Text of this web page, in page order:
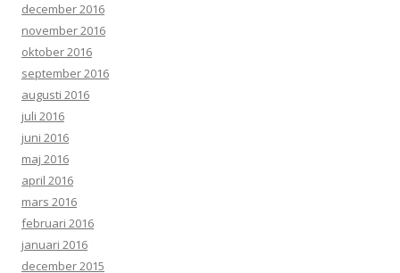
december 2016
november 2016
oktober 2016
september 2016
augusti 2016
juli 2016
juni 2016
maj 2016
april 2016
mars 2016
februari 2016
januari 2016
december 2015